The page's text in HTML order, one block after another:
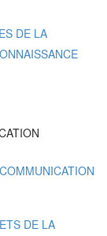
DE LA
DE LA